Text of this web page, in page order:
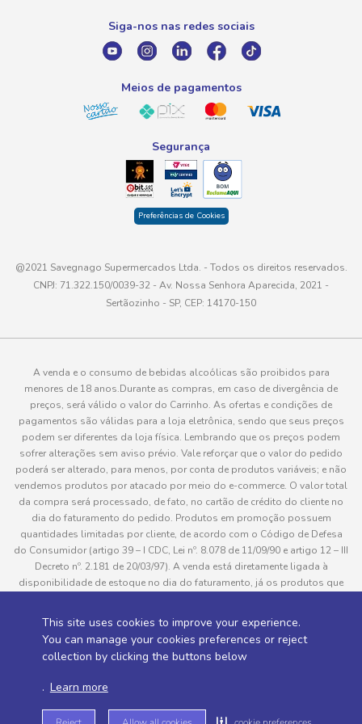
This site uses cookies to improve your experience.
You can manage your cookies preferences or reject
collection by clicking the buttons below
. Learn more
atendimento@savegnago.com.br
Siga-nos nas redes sociais
Meios de pagamentos
Segurança
Preferências de Cookies
@2021 Savegnago Supermercados Ltda. - Todos os direitos reservados.
CNPJ: 71.322.150/0039-32 - Av. Nossa Senhora Aparecida, 2021 -
Sertãozinho - SP, CEP: 14170-150
A venda e o consumo de bebidas alcoólicas são proibidos para
menores de 18 anos.Durante as compras, em caso de divergência de
preços, será válido o valor do Carrinho. As ofertas e condições de
pagamentos são válidas para a loja eletrônica, sendo que seus preços
podem ser diferentes da loja física. Lembrando que os preços podem
sofrer alterações sem aviso prévio. Vale reforçar que o valor do pedido
poderá ser alterado, para menos, por conta de produtos variáveis; e não
vendemos produtos por atacado por meio do e-commerce. O valor total
da compra será processado, de fato, no cartão de crédito do cliente no
dia do faturamento do pedido. Produtos em promoção possuem
quantidades limitadas por cliente, de acordo com o Código de Defesa
do Consumidor (artigo 39 – I CDC, Lei nº. 8.078 de 11/09/90 e artigo 12 – III
Decreto nº. 2.181 de 20/03/97). A venda está diretamente ligada à
disponibilidade de estoque no dia do faturamento, já os produtos que
pedido do cliente, este não será entregue e o valor do item não será
cobrado. As fotos dos produtos no site são ilustrativas, podendo haver
divergência com o produto real e todos os pedidos estão sujeitos à
consultadas em “Política de Entregas”